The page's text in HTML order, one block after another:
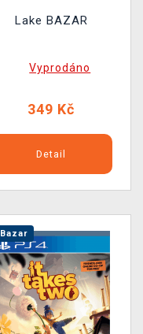
Lake BAZAR
Vyprodáno
349 Kč
Detail
Bazar